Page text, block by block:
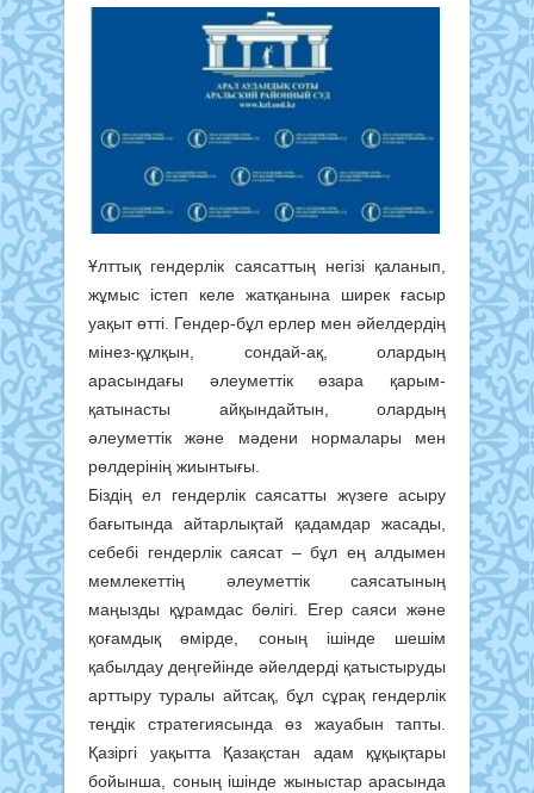
Ұлттық гендерлік саясаттың негізі қаланып,
жұмыс істеп келе жатқанына ширек ғасыр
уақыт өтті. Гендер-бұл ерлер мен әйелдердің
мінез-құлқын, сондай-ақ, олардың
арасындағы әлеуметтік өзара қарым-
қатынасты айқындайтын, олардың
әлеуметтік және мәдени нормалары мен
рөлдерінің жиынтығы.
Біздің ел гендерлік саясатты жүзеге асыру
бағытында айтарлықтай қадамдар жасады,
себебі гендерлік саясат – бұл ең алдымен
мемлекеттің әлеуметтік саясатының
маңызды құрамдас бөлігі. Егер саяси және
қоғамдық өмірде, соның ішінде шешім
қабылдау деңгейінде әйелдерді қатыстыруды
арттыру туралы айтсақ, бұл сұрақ гендерлік
теңдік стратегиясында өз жауабын тапты.
Қазіргі уақытта Қазақстан адам құқықтары
бойынша, соның ішінде жыныстар арасында